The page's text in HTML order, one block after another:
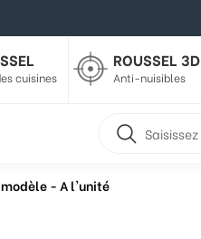
cuisines
ROUSSEL 3D
Anti-nuisibles
- A l'unité